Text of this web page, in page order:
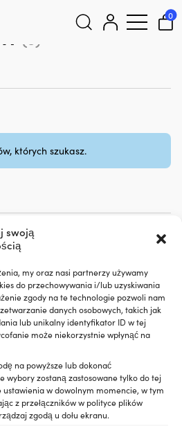
swoją
my oraz nasi partnerzy używamy
do przechowywania i/lub uzyskiwania
zgody na te technologie pozwoli nam
danych osobowych, takich jak
lub unikalny identyfikator ID w tej
może niekorzystnie wpłynąć na
na powyższe lub dokonać
wybory zostaną zastosowane tylko do tej
ustawienia w dowolnym momencie, w tym
z przełączników w polityce plików
zgodą u dołu ekranu.
0
których szukasz.
cenowa – to nie
cenę później.Nasza
bardzo prosta:
do wszystkich sklepów na
spokojnie kupić swój sprzęt
go taniej w innym
dopasujemy cenę po
warunków.